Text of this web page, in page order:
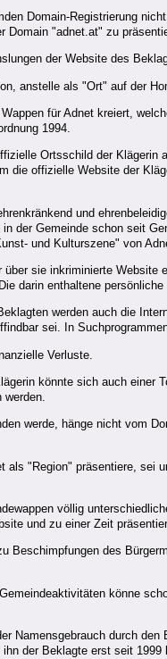
Domain-Registrierung
Domain "adnet.at" zu
der Website des
anstelle als "Ort" auf der
für Adnet kreiert,
1994.
Ortsschild der
die offizielle Website der
und
der Gemeinde schon seit
und Kulturszene" von
sie inkriminierte
darin enthaltene
werden auch die
sei. In
Verluste.
könnte sich auch einer
werden.
werde, hänge nicht vom
als "Region" präsentiere,
völlig
und zu einer Zeit
Beschimpfungen des
könne
Namensgebrauch durch
der Beklagte erst seit